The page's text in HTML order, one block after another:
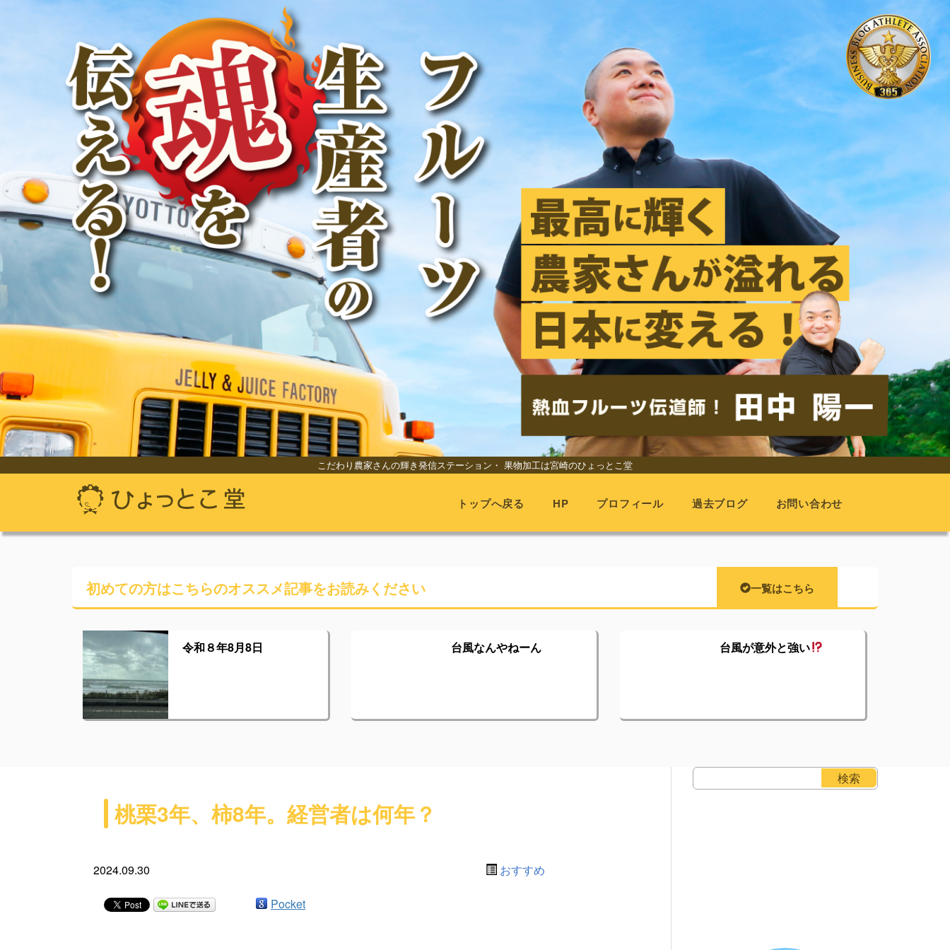
こだわり農家さんの輝き発信ステーション・ 果物加工は宮崎のひょっとこ堂
トップへ戻る HP プロフィール 過去ブログ お問い合わせ
初めての方はこちらのオススメ記事をお読みください 一覧はこちら
令和８年8月8日 台風なんやねーん 台風が意外と強い
桃栗3年、柿8年。経営者は何年？
2024.09.30 おすすめ
Pocket